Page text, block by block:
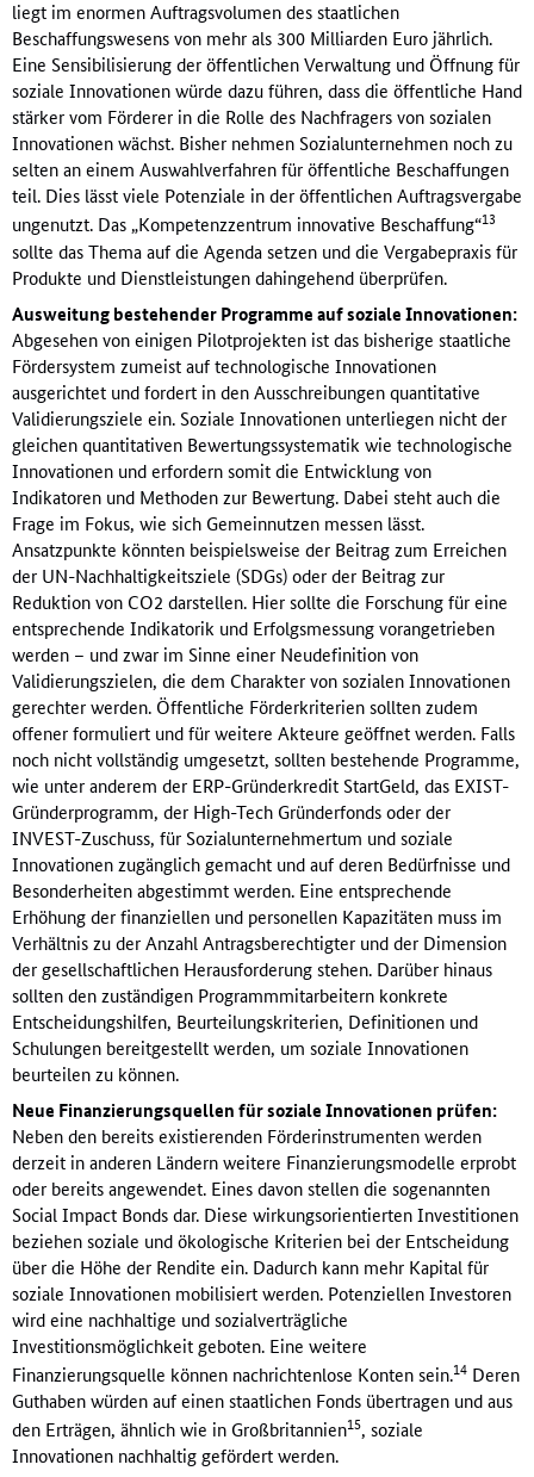
liegt im enormen Auftragsvolumen des staatlichen
Beschaffungswesens von mehr als 300 Milliarden Euro jährlich.
Eine Sensibilisierung der öffentlichen Verwaltung und Öffnung für
soziale Innovationen würde dazu führen, dass die öffentliche Hand
stärker vom Förderer in die Rolle des Nachfragers von sozialen
Innovationen wächst. Bisher nehmen Sozialunternehmen noch zu
selten an einem Auswahlverfahren für öffentliche Beschaffungen
teil. Dies lässt viele Potenziale in der öffentlichen Auftragsvergabe
ungenutzt. Das „Kompetenzzentrum innovative Beschaffung“13
sollte das Thema auf die Agenda setzen und die Vergabepraxis für
Produkte und Dienstleistungen dahingehend überprüfen.
Ausweitung bestehender Programme auf soziale Innovationen:
Abgesehen von einigen Pilotprojekten ist das bisherige staatliche
Fördersystem zumeist auf technologische Innovationen
ausgerichtet und fordert in den Ausschreibungen quantitative
Validierungsziele ein. Soziale Innovationen unterliegen nicht der
gleichen quantitativen Bewertungssystematik wie technologische
Innovationen und erfordern somit die Entwicklung von
Indikatoren und Methoden zur Bewertung. Dabei steht auch die
Frage im Fokus, wie sich Gemeinnutzen messen lässt.
Ansatzpunkte könnten beispielsweise der Beitrag zum Erreichen
der UN-Nachhaltigkeitsziele (SDGs) oder der Beitrag zur
Reduktion von CO2 darstellen. Hier sollte die Forschung für eine
entsprechende Indikatorik und Erfolgsmessung vorangetrieben
werden – und zwar im Sinne einer Neudefinition von
Validierungszielen, die dem Charakter von sozialen Innovationen
gerechter werden. Öffentliche Förderkriterien sollten zudem
offener formuliert und für weitere Akteure geöffnet werden. Falls
noch nicht vollständig umgesetzt, sollten bestehende Programme,
wie unter anderem der ERP-Gründerkredit StartGeld, das EXIST-
Gründerprogramm, der High-Tech Gründerfonds oder der
INVEST-Zuschuss, für Sozialunternehmertum und soziale
Innovationen zugänglich gemacht und auf deren Bedürfnisse und
Besonderheiten abgestimmt werden. Eine entsprechende
Erhöhung der finanziellen und personellen Kapazitäten muss im
Verhältnis zu der Anzahl Antragsberechtigter und der Dimension
der gesellschaftlichen Herausforderung stehen. Darüber hinaus
sollten den zuständigen Programmmitarbeitern konkrete
Entscheidungshilfen, Beurteilungskriterien, Definitionen und
Schulungen bereitgestellt werden, um soziale Innovationen
beurteilen zu können.
Neue Finanzierungsquellen für soziale Innovationen prüfen:
Neben den bereits existierenden Förderinstrumenten werden
derzeit in anderen Ländern weitere Finanzierungsmodelle erprobt
oder bereits angewendet. Eines davon stellen die sogenannten
Social Impact Bonds dar. Diese wirkungsorientierten Investitionen
beziehen soziale und ökologische Kriterien bei der Entscheidung
über die Höhe der Rendite ein. Dadurch kann mehr Kapital für
soziale Innovationen mobilisiert werden. Potenziellen Investoren
wird eine nachhaltige und sozialverträgliche
Investitionsmöglichkeit geboten. Eine weitere
Finanzierungsquelle können nachrichtenlose Konten sein.14 Deren
Guthaben würden auf einen staatlichen Fonds übertragen und aus
den Erträgen, ähnlich wie in Großbritannien15, soziale
Innovationen nachhaltig gefördert werden.